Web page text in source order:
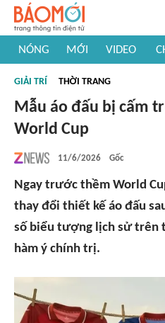
NÓNG MỚI VIDEO
#Khám phá thế giới
GIẢI TRÍ THỜI TRANG
Mẫu áo đấu bị cấm
World Cup
11/6/2026 Gốc
Ngay trước thềm World
thay đổi thiết kế áo đấu
số biểu tượng lịch sử trên
hàm ý chính trị.